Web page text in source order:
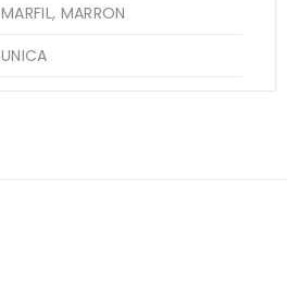
MARFIL, MARRON
UNICA